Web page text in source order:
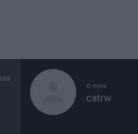
O mnie
catrw